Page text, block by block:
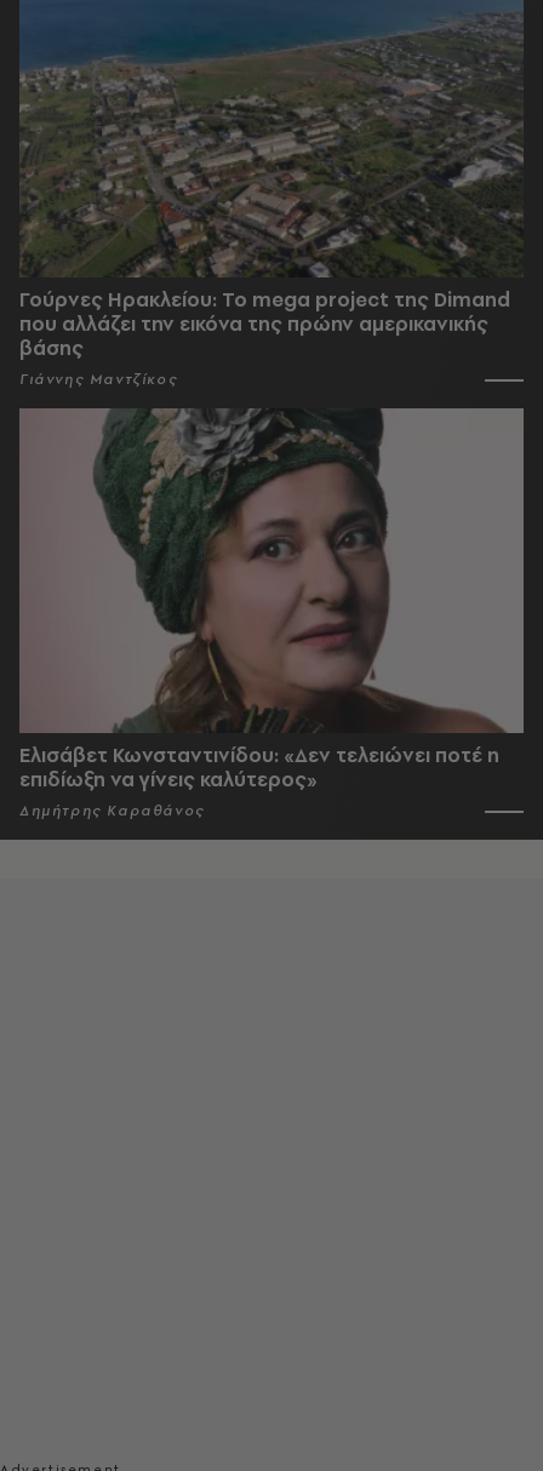
Γούρνες Ηρακλείου: To mega project της Dimand
που αλλάζει την εικόνα της πρώην αμερικανικής
βάσης
Γιάννης Μαντζίκος
Ελισάβετ Κωνσταντινίδου: «Δεν τελειώνει ποτέ η
επιδίωξη να γίνεις καλύτερος»
Δημήτρης Καραθάνος